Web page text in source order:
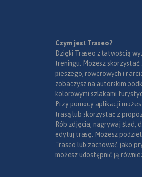
Czym jest Traseo?
Dzięki Traseo z łatwością
treningu. Możesz
pieszego, rowerowych i
zobaczysz na autorskim
kolorowymi szlakami
Przy pomocy aplikacji
trasą lub skorzystać z
Rób zdjęcia, nagrywaj ślad,
edytuj trasę. Możesz
Traseo lub zachować jako
możesz udostępnić ją